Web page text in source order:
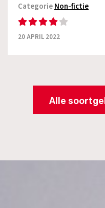
CategorieNon-fictie
20 APRIL 2022
Alle